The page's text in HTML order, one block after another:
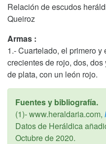
Relación de escudos
Queiroz
Armas :
1.- Cuartelado, el primero
crecientes de rojo, dos,
de plata, con un león rojo.
Fuentes y bibliografía.
(1)- www.heraldaria.com,
Datos de Heráldica
Octubre de 2020.